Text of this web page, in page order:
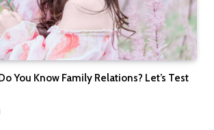
You Know Family Relations? Let’s Test